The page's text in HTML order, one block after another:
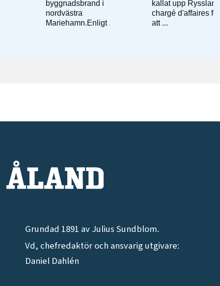
Grundad 1891 av Julius Sundblom.
Vd, chefredaktör och ansvarig utgivare:
Daniel Dahlén